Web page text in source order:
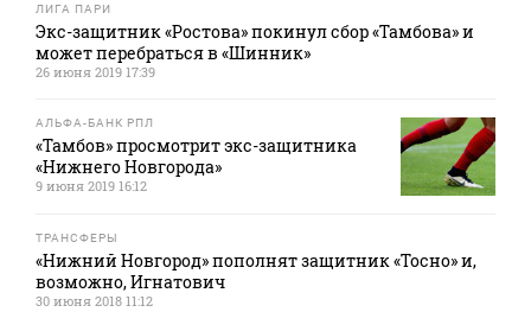
ЛИГА ПАРИ
Экс-защитник «Ростова» покинул сбор «Тамбова» и
может перебраться в «Шинник»
26 июня 2019 17:39
АЛЬФА-БАНК РПЛ
«Тамбов» просмотрит экс-защитника
«Нижнего Новгорода»
9 июня 2019 16:12
ТРАНСФЕРЫ
«Нижний Новгород» пополнят защитник «Тосно» и,
возможно, Игнатович
30 июня 2018 11:12